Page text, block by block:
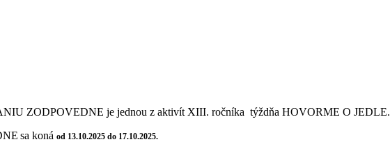
ZODPOVEDNE je jednou z aktivít XIII. ročníka týždňa HOVORME O JEDLE.
sa koná od 13.10.2025 do 17.10.2025.